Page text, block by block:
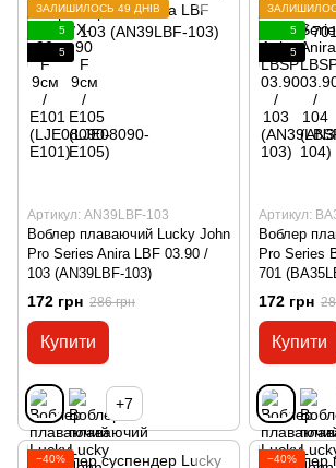
ЗАЛИШИЛОСЬ 49 ДНІВ
5
5
Артикул: AN39LBF-103
Воблер плаваючий Lucky John
Pro Series Anira LBF 03.90 /
103 (AN39LBF-103)
172 грн 286 грн
Купити
+7
5
5
Артикул:
Воблер
Pro Series
701
172 грн
Купити
−40%
−40%